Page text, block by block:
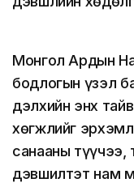
Монгол Ардын
бодлогын үзэл
дэлхийн энх
хөгжлийг
санааны түүчээ,
дэвшилтэт нам